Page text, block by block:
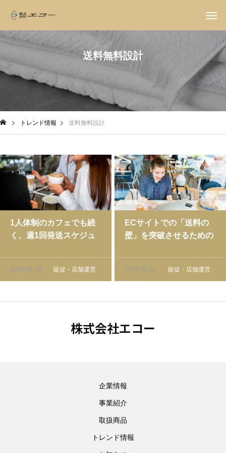
送料無料設計
トレンド情報 送料無料設計
1人体制のカフェでも続
く、週1回発送スケジュ
期便対応】
2026.06.18 販促・店舗運営
ECサイトでの「送料の
壁」を突破させるための
2026.06.16 販促・店舗運営
株式会社エコー
企業情報
事業紹介
取扱商品
トレンド情報